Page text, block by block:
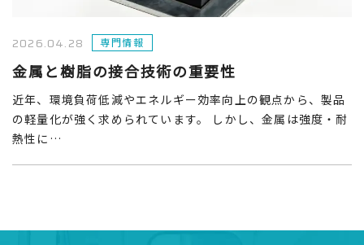
2026.04.28 専門情報
金属と樹脂の接合技術の重要性
近年、環境負荷低減やエネルギー効率向上の観点から、製品
の軽量化が強く求められています。 しかし、金属は強度・耐
熱性に…